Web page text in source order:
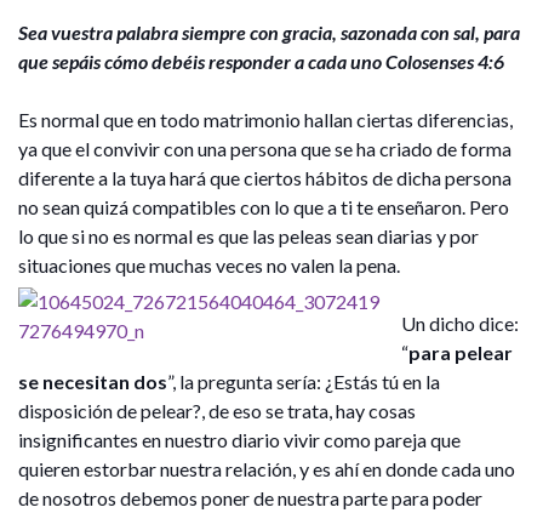
Sea vuestra palabra siempre con gracia, sazonada con sal, para
que sepáis cómo debéis responder a cada uno Colosenses 4:6
Es normal que en todo matrimonio hallan ciertas diferencias,
ya que el convivir con una persona que se ha criado de forma
diferente a la tuya hará que ciertos hábitos de dicha persona
no sean quizá compatibles con lo que a ti te enseñaron. Pero
lo que si no es normal es que las peleas sean diarias y por
situaciones que muchas veces no valen la pena.
Un dicho dice:
“para pelear
se necesitan dos”, la pregunta sería: ¿Estás tú en la
disposición de pelear?, de eso se trata, hay cosas
insignificantes en nuestro diario vivir como pareja que
quieren estorbar nuestra relación, y es ahí en donde cada uno
de nosotros debemos poner de nuestra parte para poder